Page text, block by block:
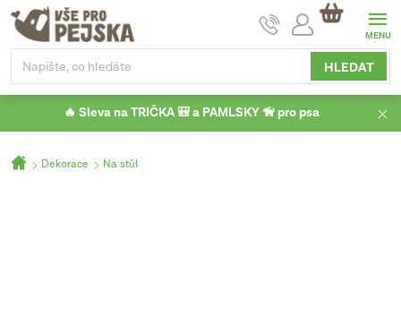
Přejít
obsah
HLEDAT
NÁKUPNÍ
KOŠÍK
🔥 Sleva na TRIČKA 🎒 a PAMLSKY 🦮 pro psa
DomůDekorace Na stůl